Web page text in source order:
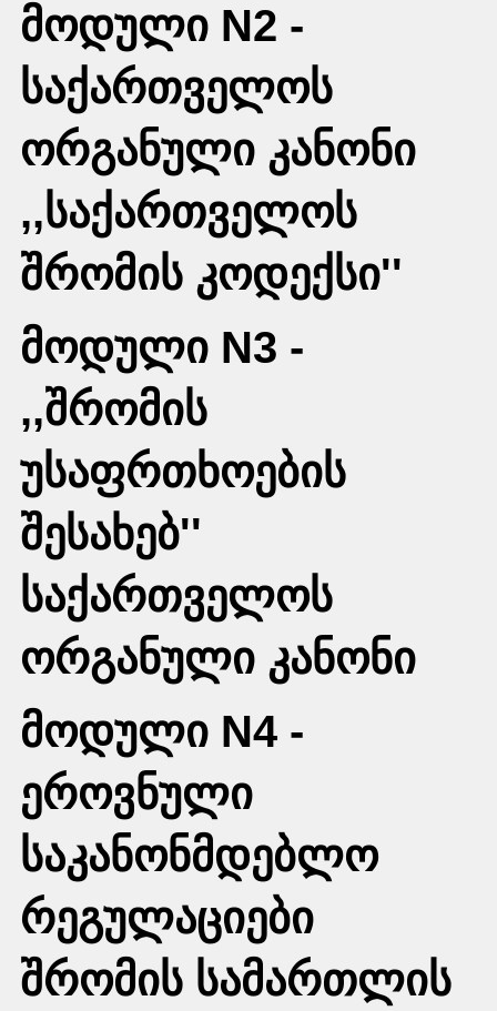
მოდული N2 -
საქართველოს
ორგანული კანონი
,,საქართველოს
შრომის კოდექსი''
მოდული N3 -
,,შრომის
უსაფრთხოების
შესახებ''
საქართველოს
ორგანული კანონი
მოდული N4 -
ეროვნული
საკანონმდებლო
რეგულაციები
შრომის სამართლის